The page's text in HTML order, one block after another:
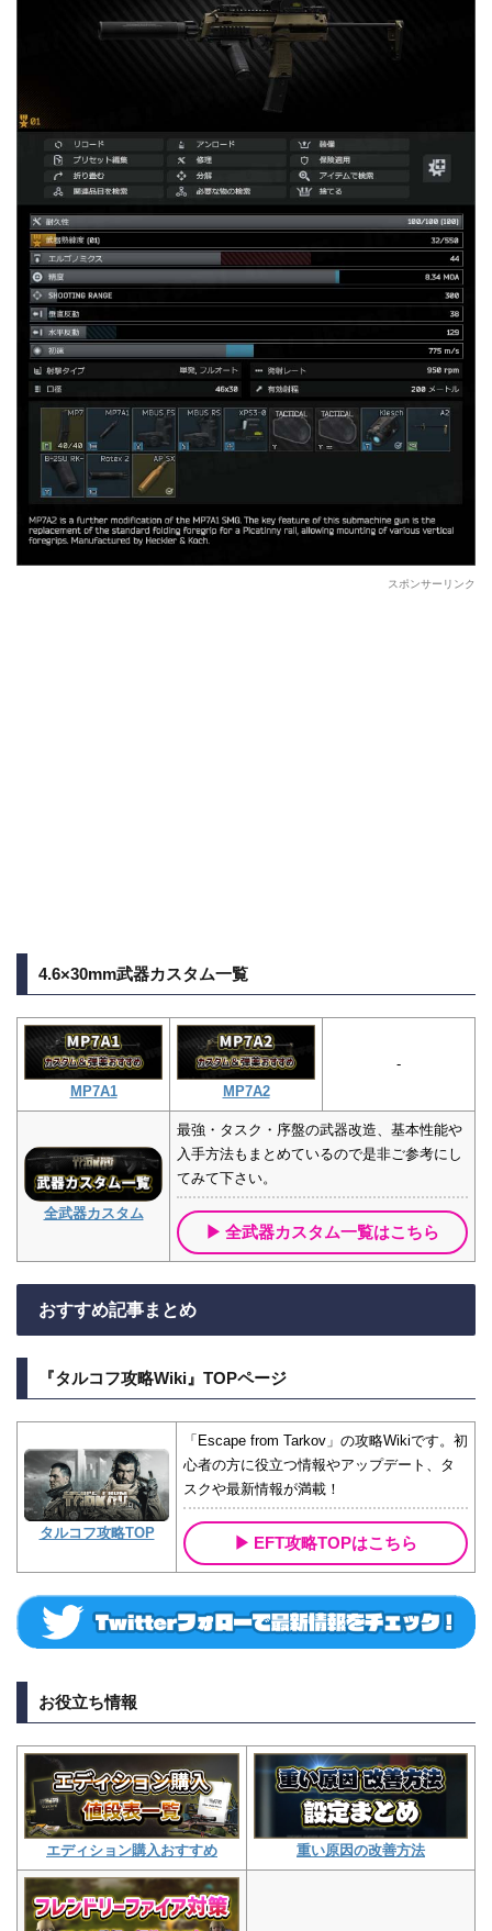
スポンサーリンク
4.6×30mm武器カスタム一覧
MP7A1 MP7A2
-
全武器カスタム
最強・タスク・序盤の武器改造、基本性能や
入手方法もまとめているので是非ご参考にし
てみて下さい。
全武器カスタム一覧はこちら
おすすめ記事まとめ
『タルコフ攻略Wiki』TOPページ
タルコフ攻略TOP
「Escape from Tarkov」の攻略Wikiです。初
心者の方に役立つ情報やアップデート、タ
スクや最新情報が満載！
EFT攻略TOPはこちら
お役立ち情報
エディション購入おすすめ 重い原因の改善方法